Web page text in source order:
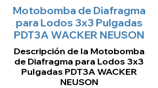
Motobomba de Diafragma
para Lodos 3x3 Pulgadas
PDT3A WACKER NEUSON
Descripción de la Motobomba
de Diafragma para Lodos 3x3
Pulgadas PDT3A WACKER
NEUSON